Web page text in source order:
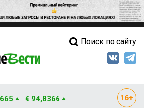
Свежий выпускПоиск по сайту
€ 94,8366